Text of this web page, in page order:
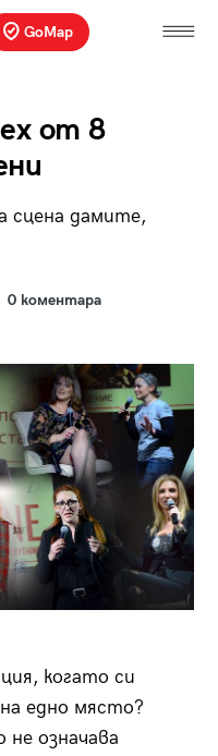
GoMap
от 8
сцена дамите,
0 коментара
когато си
едно място?
означава